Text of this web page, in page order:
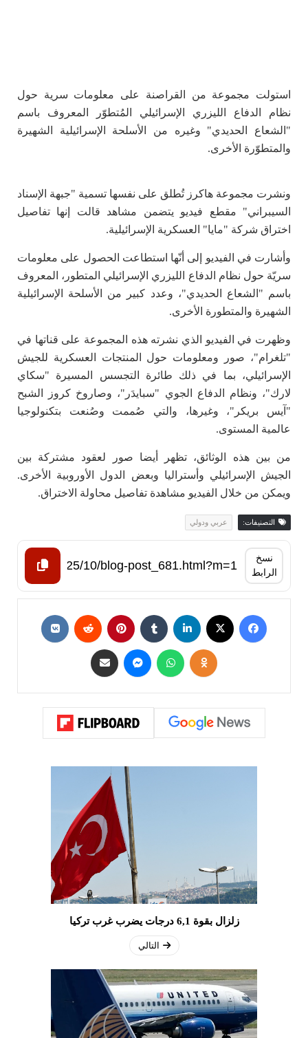
استولت مجموعة من القراصنة على معلومات سرية حول
نظام الدفاع الليزري الإسرائيلي المُتطوّر المعروف باسم
"الشعاع الحديدي" وغيره من الأسلحة الإسرائيلية الشهيرة
والمتطوّرة الأخرى.
ونشرت مجموعة هاكرز تُطلق على نفسها تسمية "جبهة الإسناد
السيبراني" مقطع فيديو يتضمن مشاهد قالت إنها تفاصيل
اختراق شركة "مايا" العسكرية الإسرائيلية.
وأشارت في الفيديو إلى أنّها استطاعت الحصول على معلومات
سريّة حول نظام الدفاع الليزري الإسرائيلي المتطور، المعروف
باسم "الشعاع الحديدي"، وعدد كبير من الأسلحة الإسرائيلية
الشهيرة والمتطورة الأخرى.
وظهرت في الفيديو الذي نشرته هذه المجموعة على قناتها في
"تلغرام"، صور ومعلومات حول المنتجات العسكرية للجيش
الإسرائيلي، بما في ذلك طائرة التجسس المسيرة "سكاي
لارك"، ونظام الدفاع الجوي "سبايدَر"، وصاروخ كروز الشبح
"آيس بريكر"، وغيرها، والتي صُممت وصُنعت بتكنولوجيا
عالمية المستوى.
من بين هذه الوثائق، تظهر أيضا صور لعقود مشتركة بين
الجيش الإسرائيلي وأستراليا وبعض الدول الأوروبية الأخرى.
ويمكن من خلال الفيديو مشاهدة تفاصيل محاولة الاختراق.
التصنيفات: عربي ودولي
نسخ
الرابط
زلزال بقوة 6,1 درجات يضرب غرب تركيا
التالي